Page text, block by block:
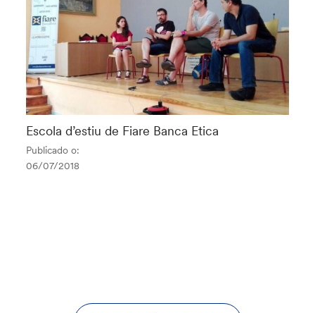
Escola d’estiu de Fiare Banca Etica
Publicado o:
06/07/2018